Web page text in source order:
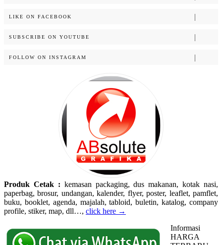
LIKE ON FACEBOOK
SUBSCRIBE ON YOUTUBE
FOLLOW ON INSTAGRAM
Produk Cetak : kemasan packaging, dus makanan, kotak nasi,
paperbag, brosur, undangan, kalender, flyer, poster, leaflet, pamflet,
buku, booklet, agenda, majalah, tabloid, buletin, katalog, company
profile, stiker, map, dll…, click here →
Informasi
HARGA